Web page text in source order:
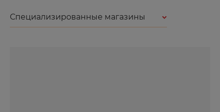
Специализированные магазины